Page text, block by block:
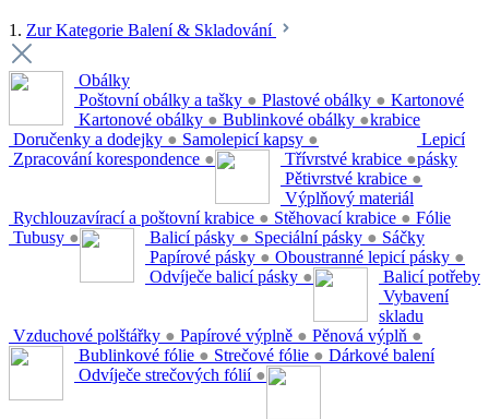
1. Zur Kategorie Balení & Skladování
Obálky
Poštovní obálky a tašky ● Plastové obálky ●
Kartonové obálky ● Bublinkové obálky ●
Doručenky a dodejky ● Samolepicí kapsy ●
Zpracování korespondence ●
Kartonové
krabice
Třívrstvé krabice ●
Pětivrstvé krabice ●
Rychlouzavírací a poštovní krabice ● Stěhovací krabice ●
Tubusy ●
Lepicí
pásky
Balicí pásky ● Speciální pásky ●
Papírové pásky ● Oboustranné lepicí pásky ●
Odvíječe balicí pásky ●
Výplňový materiál
Vzduchové polštářky ● Papírové výplně ● Pěnová výplň ●
Fólie
Bublinkové fólie ● Strečové fólie ●
Odvíječe strečových fólií ●
Sáčky
Balicí potřeby
Vybavení
skladu
Dárkové balení